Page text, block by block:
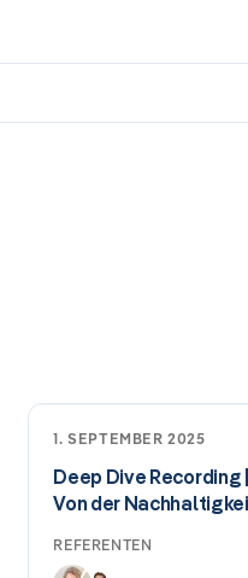
1. SEPTEMBER 2025
Deep Dive
Von der
REFERENTEN